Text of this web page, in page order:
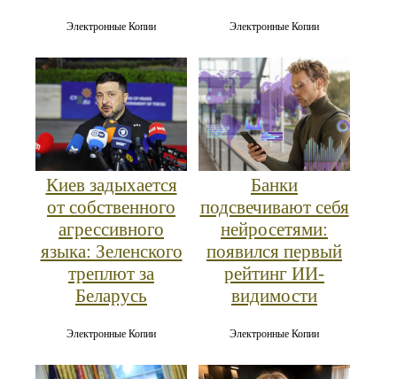
Электронные Копии Электронные Копии
Киев задыхается
от собственного
агрессивного
языка: Зеленского
треплют за
Беларусь
Электронные Копии
Банки
подсвечивают себя
нейросетями:
появился первый
рейтинг ИИ-
видимости
Электронные Копии